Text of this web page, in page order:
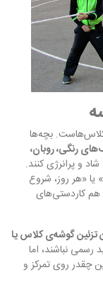
بچه‌ها
رنگی، روبان،
و پرانرژی کنند.
یا «هر روز، شروع
کاردستی‌های
تزئین گوشه‌ی کلاس یا
رسمی نباشند، اما
چقدر روی تمرکز و